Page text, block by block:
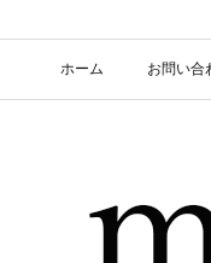
ホーム お問い合